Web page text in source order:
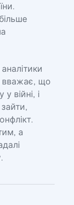
вважає, що
війні, і
а